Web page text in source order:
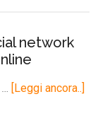
network
[Leggi ancora..]